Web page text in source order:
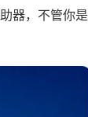
器，不管你是